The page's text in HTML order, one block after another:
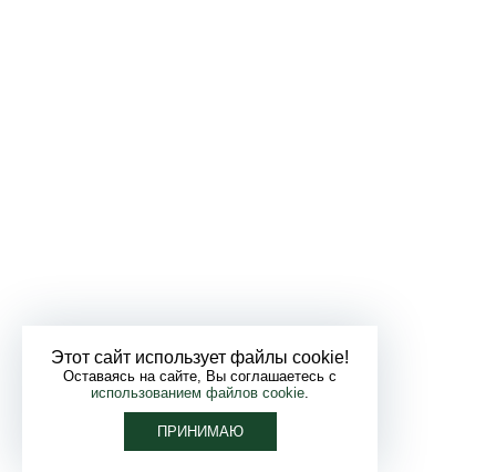
Этот сайт использует файлы cookie!
Оставаясь на сайте, Вы соглашаетесь с
использованием файлов cookie.
ПРИНИМАЮ